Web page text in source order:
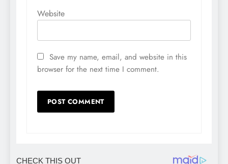
Website
Save my name, email, and website in this
browser for the next time I comment.